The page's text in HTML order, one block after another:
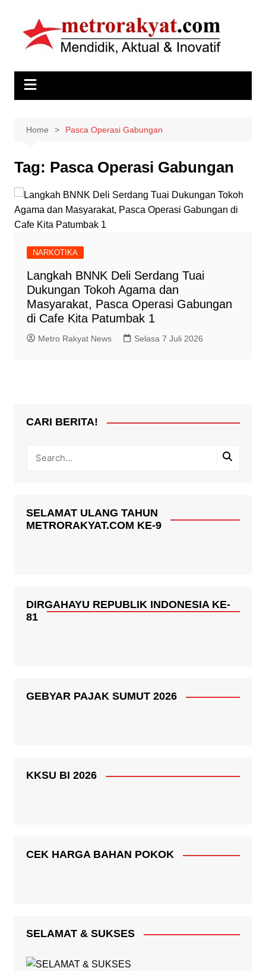
content
Home Pasca Operasi Gabungan
Tag: Pasca Operasi Gabungan
NARKOTIKA
Langkah BNNK Deli Serdang Tuai
Dukungan Tokoh Agama dan
Masyarakat, Pasca Operasi Gabungan
di Cafe Kita Patumbak 1
Metro Rakyat News Selasa 7 Juli 2026
CARI BERITA!
SELAMAT ULANG TAHUN
METRORAKYAT.COM KE-9
DIRGAHAYU REPUBLIK INDONESIA KE-
81
GEBYAR PAJAK SUMUT 2026
KKSU BI 2026
CEK HARGA BAHAN POKOK
SELAMAT & SUKSES